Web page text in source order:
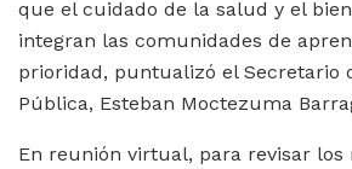
que el cuidado de la salud y el
integran las comunidades de
prioridad, puntualizó el Secretario
Pública, Esteban Moctezuma
En reunión virtual, para revisar los